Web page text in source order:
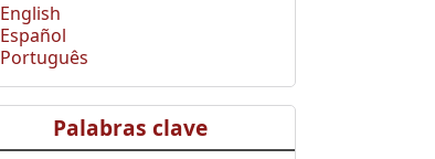
English
Español
Português
Palabras clave